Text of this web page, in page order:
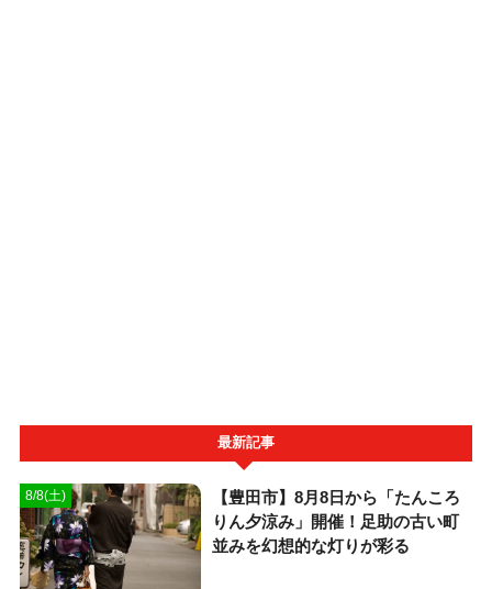
最新記事
8/8(土)
【豊田市】8月8日から「たんころ
りん夕涼み」開催！足助の古い町
並みを幻想的な灯りが彩る